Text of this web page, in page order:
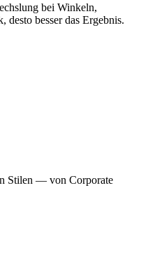
bei Winkeln,
desto besser das Ergebnis.
Stilen — von Corporate